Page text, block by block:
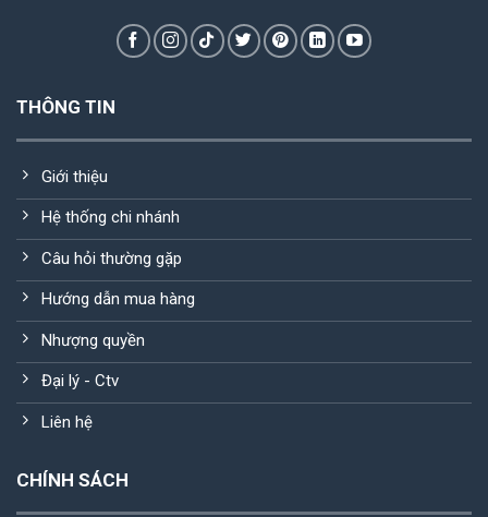
THÔNG TIN
Giới thiệu
Hệ thống chi nhánh
Câu hỏi thường gặp
Hướng dẫn mua hàng
Nhượng quyền
Đại lý - Ctv
Liên hệ
CHÍNH SÁCH